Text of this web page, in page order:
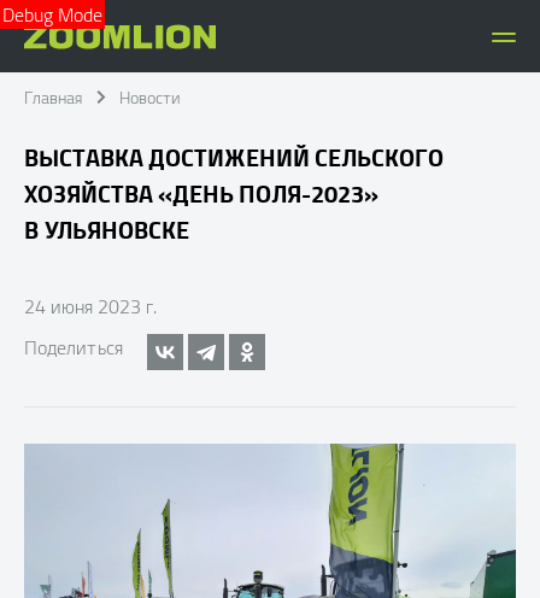
Debug Mode
Главная Новости
ВЫСТАВКА ДОСТИЖЕНИЙ СЕЛЬСКОГО
ХОЗЯЙСТВА «ДЕНЬ ПОЛЯ-2023»
В УЛЬЯНОВСКЕ
24 июня 2023 г.
Поделиться